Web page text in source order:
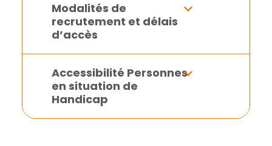
Modalités de
recrutement et délais
d’accès
Accessibilité Personnes
en situation de
Handicap